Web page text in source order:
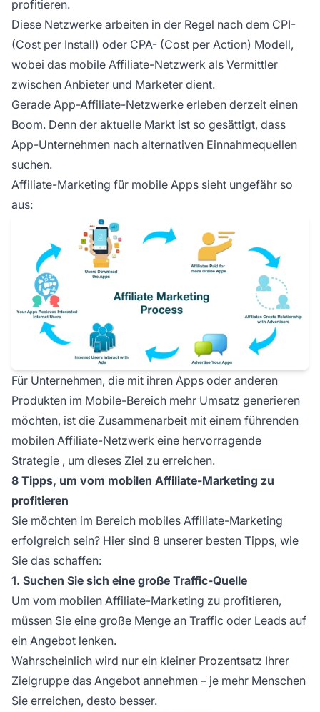
profitieren.
Diese Netzwerke arbeiten in der Regel nach dem CPI-
(Cost per Install) oder CPA- (Cost per Action) Modell,
wobei das mobile Affiliate-Netzwerk als Vermittler
zwischen Anbieter und Marketer dient.
Gerade App-Affiliate-Netzwerke erleben derzeit einen
Boom. Denn der aktuelle Markt ist so gesättigt, dass
App-Unternehmen nach alternativen Einnahmequellen
suchen.
Affiliate-Marketing für mobile Apps sieht ungefähr so
aus:
Für Unternehmen, die mit ihren Apps oder anderen
Produkten im Mobile-Bereich mehr Umsatz generieren
möchten, ist die Zusammenarbeit mit einem führenden
mobilen Affiliate-Netzwerk eine hervorragende
Strategie , um dieses Ziel zu erreichen.
8 Tipps, um vom mobilen Affiliate-Marketing zu
profitieren
Sie möchten im Bereich mobiles Affiliate-Marketing
erfolgreich sein? Hier sind 8 unserer besten Tipps, wie
Sie das schaffen:
1. Suchen Sie sich eine große Traffic-Quelle
Um vom mobilen Affiliate-Marketing zu profitieren,
müssen Sie eine große Menge an Traffic oder Leads auf
ein Angebot lenken.
Wahrscheinlich wird nur ein kleiner Prozentsatz Ihrer
Zielgruppe das Angebot annehmen – je mehr Menschen
Sie erreichen, desto besser.